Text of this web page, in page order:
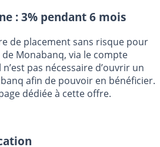
: 3% pendant 6 mois
de placement sans risque pour
Monabanq, via le compte
pas nécessaire d’ouvrir un
dédiée à cette offre.